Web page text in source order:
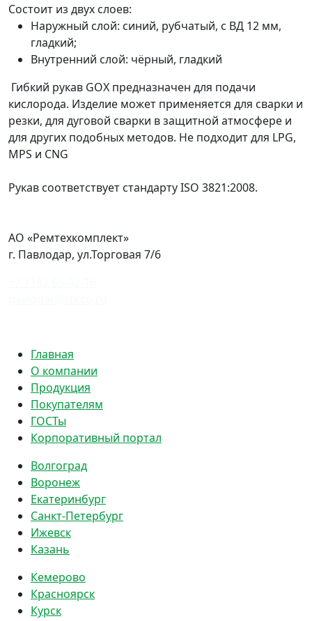
Состоит из двух слоев:
Наружный слой: синий, рубчатый, с ВД 12 мм,
гладкий;
Внутренний слой: чёрный, гладкий
Гибкий рукав GOX предназначен для подачи
кислорода. Изделие может применяется для сварки и
резки, для дуговой сварки в защитной атмосфере и
для других подобных методов. Не подходит для LPG,
MPS и CNG
Рукав соответствует стандарту ISO 3821:2008.
АО «Ремтехкомплект»
г. Павлодар, ул.Торговая 7/6
Главная
О компании
Продукция
Покупателям
ГОСТы
Корпоративный портал
Волгоград
Воронеж
Екатеринбург
Санкт-Петербург
Ижевск
Казань
Кемерово
Красноярск
Курск